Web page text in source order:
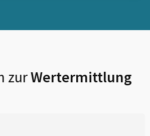
zurWertermittlung